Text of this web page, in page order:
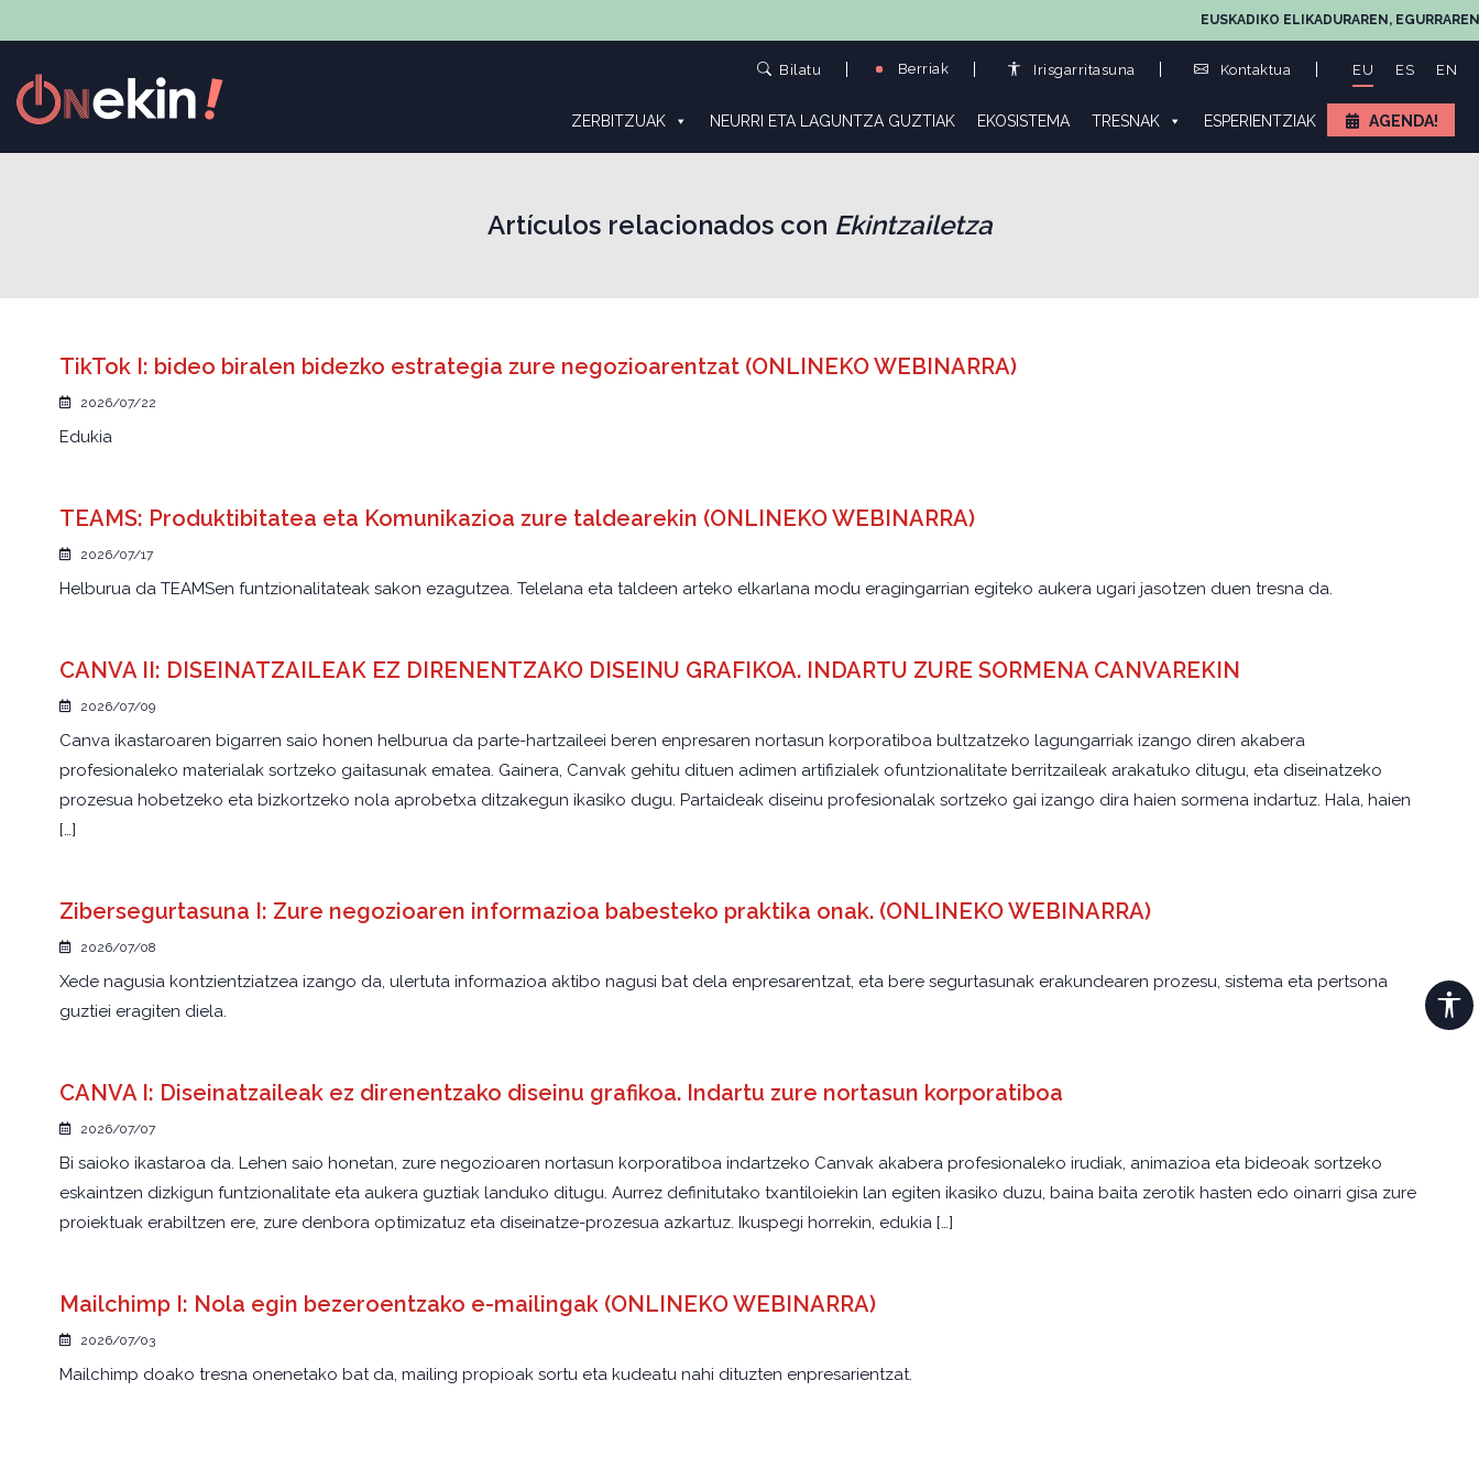
EUSKADIKO ELIKADURAREN,
Bilatu Berriak Irisgarritasuna Kontaktua EU ES EN
ZERBITZUAK NEURRI ETA LAGUNTZA GUZTIAK EKOSISTEMA TRESNAK ESPERIENTZIAK AGENDA!
Artículos relacionados con Ekintzailetza
TikTok I: bideo biralen bidezko estrategia zure negozioarentzat (ONLINEKO WEBINARRA)
2026/07/22
Edukia
TEAMS: Produktibitatea eta Komunikazioa zure taldearekin (ONLINEKO WEBINARRA)
2026/07/17
Helburua da TEAMSen funtzionalitateak sakon ezagutzea. Telelana eta taldeen arteko elkarlana modu eragingarrian egiteko aukera ugari jasotzen duen tresna da.
CANVA II: DISEINATZAILEAK EZ DIRENENTZAKO DISEINU GRAFIKOA. INDARTU ZURE SORMENA CANVAREKIN
2026/07/09
Canva ikastaroaren bigarren saio honen helburua da parte-hartzaileei beren enpresaren nortasun korporatiboa bultzatzeko lagungarriak izango diren akabera
profesionaleko materialak sortzeko gaitasunak ematea. Gainera, Canvak gehitu dituen adimen artifizialek ofuntzionalitate berritzaileak arakatuko ditugu, eta diseinatzeko
prozesua hobetzeko eta bizkortzeko nola aprobetxa ditzakegun ikasiko dugu. Partaideak diseinu profesionalak sortzeko gai izango dira haien sormena indartuz. Hala, haien
[…]
Zibersegurtasuna I: Zure negozioaren informazioa babesteko praktika onak. (ONLINEKO WEBINARRA)
2026/07/08
Xede nagusia kontzientziatzea izango da, ulertuta informazioa aktibo nagusi bat dela enpresarentzat, eta bere segurtasunak erakundearen prozesu, sistema eta pertsona
guztiei eragiten diela.
CANVA I: Diseinatzaileak ez direnentzako diseinu grafikoa. Indartu zure nortasun korporatiboa
2026/07/07
Bi saioko ikastaroa da. Lehen saio honetan, zure negozioaren nortasun korporatiboa indartzeko Canvak akabera profesionaleko irudiak, animazioa eta bideoak sortzeko
eskaintzen dizkigun funtzionalitate eta aukera guztiak landuko ditugu. Aurrez definitutako txantiloiekin lan egiten ikasiko duzu, baina baita zerotik hasten edo oinarri gisa zure
proiektuak erabiltzen ere, zure denbora optimizatuz eta diseinatze-prozesua azkartuz. Ikuspegi horrekin, edukia […]
Mailchimp I: Nola egin bezeroentzako e-mailingak (ONLINEKO WEBINARRA)
2026/07/03
Mailchimp doako tresna onenetako bat da, mailing propioak sortu eta kudeatu nahi dituzten enpresarientzat.